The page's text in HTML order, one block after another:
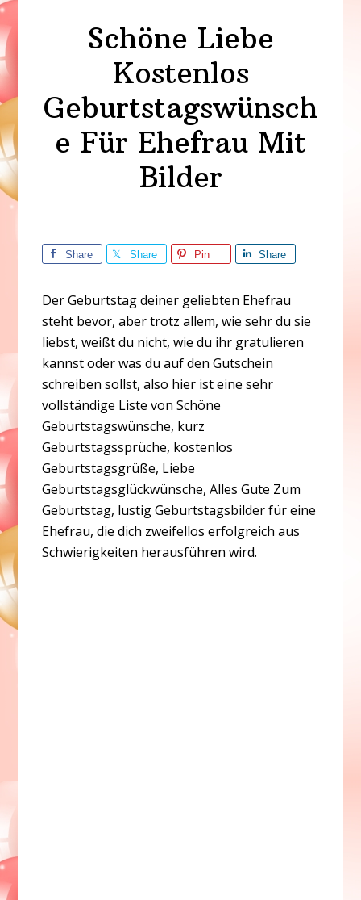
Schöne Liebe
Kostenlos
Geburtstagswünsch
e Für Ehefrau Mit
Bilder
Share Share Pin Share
Der Geburtstag deiner geliebten Ehefrau
steht bevor, aber trotz allem, wie sehr du sie
liebst, weißt du nicht, wie du ihr gratulieren
kannst oder was du auf den Gutschein
schreiben sollst, also hier ist eine sehr
vollständige Liste von Schöne
Geburtstagswünsche, kurz
Geburtstagssprüche, kostenlos
Geburtstagsgrüße, Liebe
Geburtstagsglückwünsche, Alles Gute Zum
Geburtstag, lustig Geburtstagsbilder für eine
Ehefrau, die dich zweifellos erfolgreich aus
Schwierigkeiten herausführen wird.